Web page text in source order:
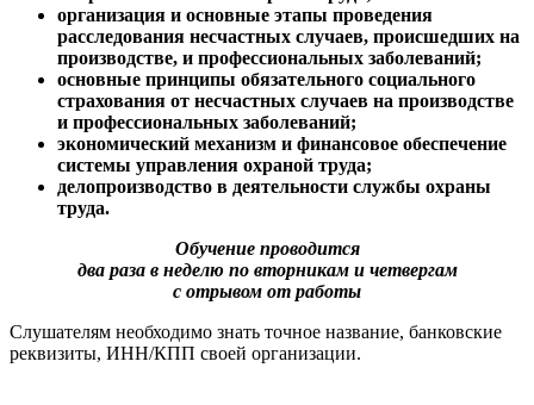
организация и основные этапы проведения
расследования несчастных случаев, происшедших на
производстве, и профессиональных заболеваний;
основные принципы обязательного социального
страхования от несчастных случаев на производстве
и профессиональных заболеваний;
экономический механизм и финансовое обеспечение
системы управления охраной труда;
делопроизводство в деятельности службы охраны
труда.
Обучение проводится
два раза в неделю по вторникам и четвергам
с отрывом от работы
Слушателям необходимо знать точное название, банковские
реквизиты, ИНН/КПП своей организации.